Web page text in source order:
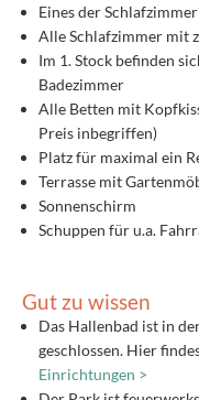
Eines der
Alle Schlafzimmer mit
Im 1. Stock befinden
Badezimmer
Alle Betten mit
Preis inbegriffen)
Platz für maximal ein
Terrasse mit
Sonnenschirm
Schuppen für u.a.
Gut zu wissen
Das Hallenbad ist in
geschlossen. Hier
Einrichtungen >